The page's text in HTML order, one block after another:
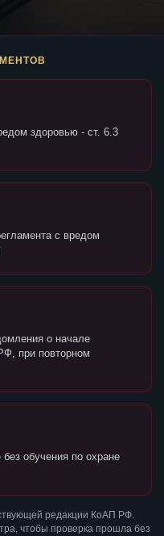
здоровью - ст. 6.3
с вредом
о начале
при повторном
обучения по охране
редакции КоАП РФ.
чтобы проверка прошла без